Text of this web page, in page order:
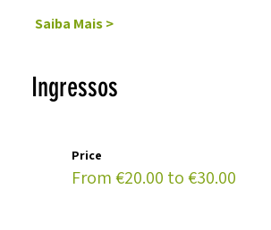
Saiba Mais >
Ingressos
Price
From €20.00 to €30.00